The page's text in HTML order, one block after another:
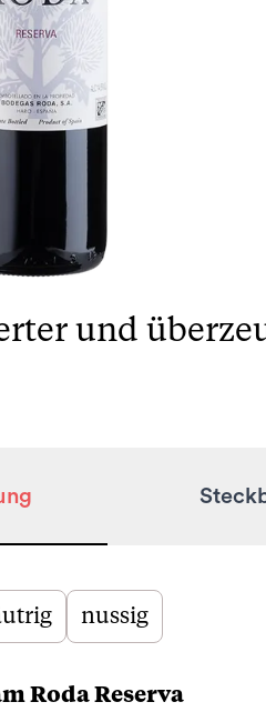
und
nussig
Roda Reserva